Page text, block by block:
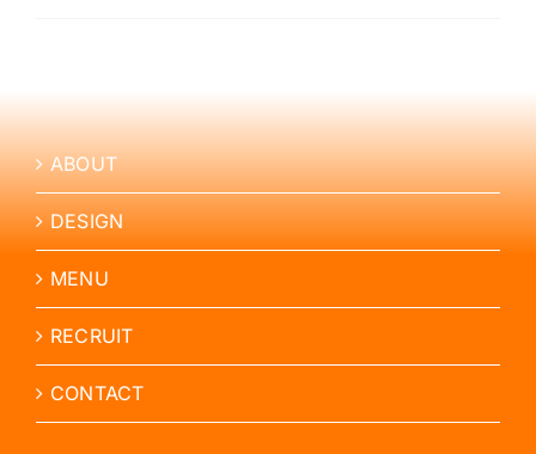
ABOUT
DESIGN
MENU
RECRUIT
CONTACT